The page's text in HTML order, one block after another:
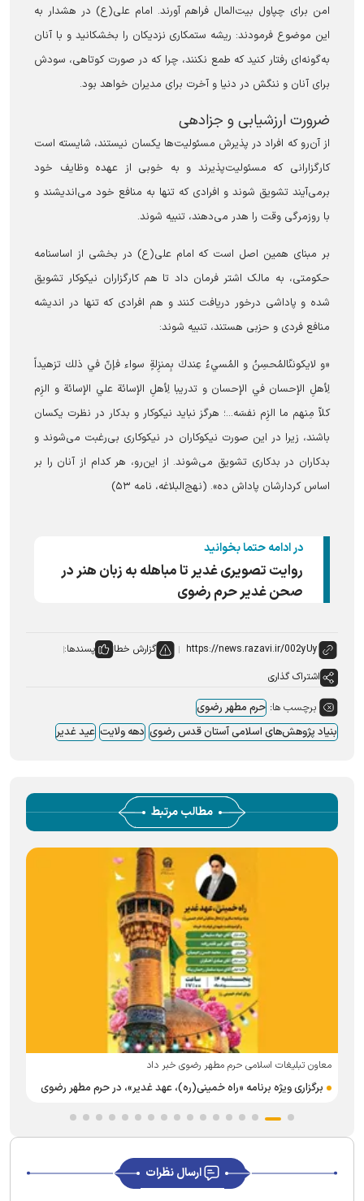
امن برای چپاول بیت‌المال فراهم آورند. امام علی(ع) در هشدار به
این موضوع فرمودند: ریشه ستمکاری نزدیکان را بخشکانید و با آنان
به‌گونه‌ای رفتار کنید که طمع نکنند، چرا که در صورت کوتاهی، سودش
برای آنان و ننگش در دنیا و آخرت برای مدیران خواهد بود.
ضرورت ارزشیابی و جزادهی
از آن‌رو که افراد در پذیرش مسئولیت‌ها یکسان نیستند، شایسته است
کارگزارانی که مسئولیت‌پذیرند و به خوبی از عهده وظایف خود
برمی‌آیند تشویق شوند و افرادی که تنها به منافع خود می‌اندیشند و
با روزمرگی وقت را هدر می‌دهند، تنبیه شوند.
بر مبنای همین اصل است که امام علی(ع) در بخشی از اساسنامه
حکومتی، به مالک اشتر فرمان داد تا هم کارگزاران نیکوکار تشویق
شده و پاداشی درخور دریافت کنند و هم افرادی که تنها در اندیشه
منافع فردی و حزبی هستند، تنبیه شوند:
«و لايكوننّالمُحسِنُ و المُسيءُ عِندكَ بِمنزِلةٍ سواء فإنّ في ذلك تزهيداً
لِأهلِ الإحسان في الإحسان و تدريبا لِأهلِ الإسائة علي الإسائة و الزِم
كلاّ مِنهم ما الزِم نفسَه...؛ هرگز نباید نیکوکار و بدکار در نظرت یکسان
باشند، زیرا در این صورت نیکوکاران در نیکوکاری بی‌رغبت می‌شوند و
بدکاران در بدکاری تشویق می‌شوند. از این‌رو، هر کدام از آنان را بر
اساس کردارشان پاداش ده». (نهج‌البلاغه، نامه ۵۳)
در ادامه حتما بخوانید
روایت تصویری غدیر تا مباهله به زبان هنر در
صحن غدیر حرم رضوی
گزارش خطا
پسندها:
اشتراک گذاری
برچسب ها: حرم مطهر رضوی
بنیاد پژوهش‌های اسلامی آستان قدس رضوی دهه ولایت عید غدیر
مطالب مرتبط
معاون تبلیغات اسلامی حرم مطهر رضوی خبر داد
برگزاری ویژه برنامه «راه خمینی(ره)، عهد غدیر»، در حرم مطهر رضوی
ارسال نظرات